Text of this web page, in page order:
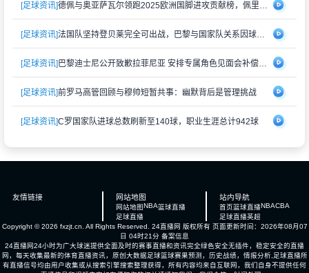
[足球资讯] 德佩与奥亚萨瓦尔领跑2025欧洲国脚进攻贡献榜，佩里西奇紧随其后
[足球资讯] 法国队坚持登贝莱完全可出战，巴黎与国家队关系因球员伤情再度紧张
[足球资讯] 巴黎迪士尼公开致歉拉菲尼亚 安排专属角色见面会补偿受冷落经历
[足球资讯]前罗马高管回顾与穆帅短暂共事：幽默背后是管理挑战
[足球资讯]C罗国家队进球总数刷新至140球，职业生涯总计942球
友情链接 网站地图
网站地图 NBA篮球直播
足球直播
站内导航
首页篮球直播NBACBA
足球直播英超
Copyright © 2026 fxzjt.cn. All Rights Reserved. 24直播网 版权所有 页面更新时间：2026年08月07
日 04时21分 备案信息
24直播网24小时为广大球迷提供全面及时的赛事直播和资讯完全绿色安全无插件，稳定安全的直播
网，每天收集最新的体育直播资讯，原创大数据足球篮球赛果预测，历史战绩，情报分析,足球直播所
有直播信号均由用户收集或从搜索引擎搜索整理获得，所有内容均来自互联网，我们自身不提供任何